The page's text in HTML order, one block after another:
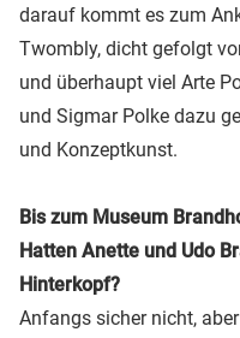
darauf kommt es zum
Twombly, dicht gefolgt
und überhaupt viel Arte
und Sigmar Polke dazu
und Konzeptkunst.
Bis zum Museum
Hatten Anette und Udo
Hinterkopf?
Anfangs sicher nicht,